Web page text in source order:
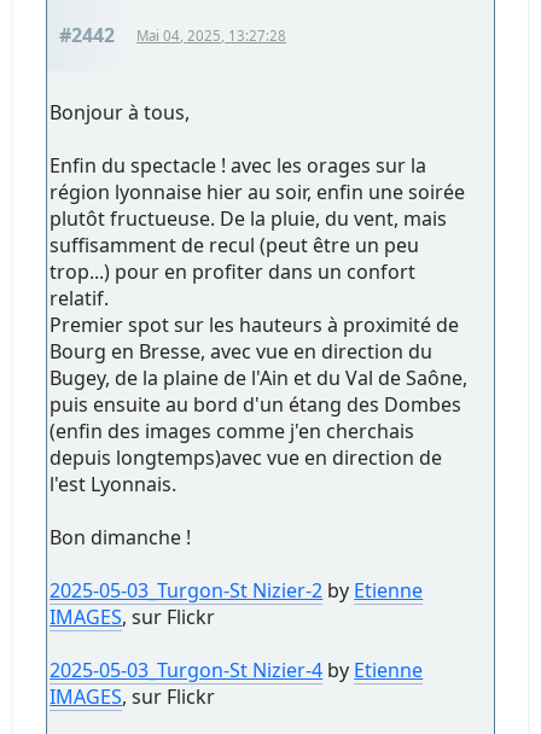
#2442 Mai 04, 2025, 13:27:28
Bonjour à tous,
Enfin du spectacle ! avec les orages sur la
région lyonnaise hier au soir, enfin une soirée
plutôt fructueuse. De la pluie, du vent, mais
suffisamment de recul (peut être un peu
trop...) pour en profiter dans un confort
relatif.
Premier spot sur les hauteurs à proximité de
Bourg en Bresse, avec vue en direction du
Bugey, de la plaine de l'Ain et du Val de Saône,
puis ensuite au bord d'un étang des Dombes
(enfin des images comme j'en cherchais
depuis longtemps)avec vue en direction de
l'est Lyonnais.
Bon dimanche !
2025-05-03_Turgon-St Nizier-2 by Etienne
IMAGES, sur Flickr
2025-05-03_Turgon-St Nizier-4 by Etienne
IMAGES, sur Flickr